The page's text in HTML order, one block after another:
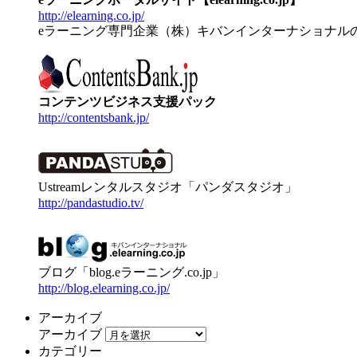
http://elearning.co.jp/
eラーニング専門企業（株）キバンインターナショナル
コンテンツビジネス支援パック
http://contentsbank.jp/
Ustreamレンタルスタジオ「パンダスタジオ」
http://pandastudio.tv/
ブログ「blog.eラーニング.co.jp」
http://blog.elearning.co.jp/
アーカイブ
アーカイブ
カテゴリー